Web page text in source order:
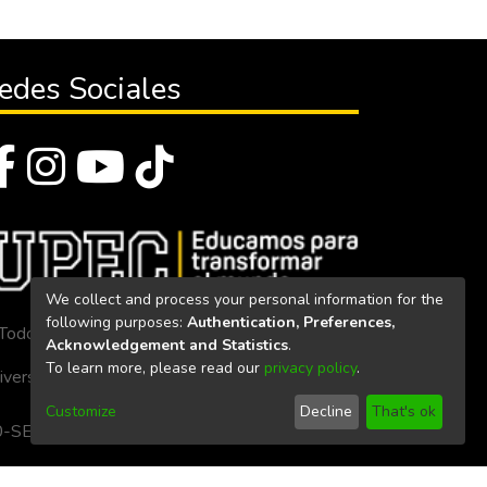
Sociales
los derechos reservados 2023
Politécnica Estatal del Carchi
SE-33-CACES-2020
We collect and process your personal information for the
following purposes: Authentication, Preferences,
Acknowledgement and Statistics.
To learn more, please read our privacy policy.
Customize Decline That's ok